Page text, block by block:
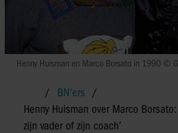
Henny Huisman en Marco Borsato in 1990 ©
BN'ers
Henny Huisman over Marco
zijn vader of zijn coach’